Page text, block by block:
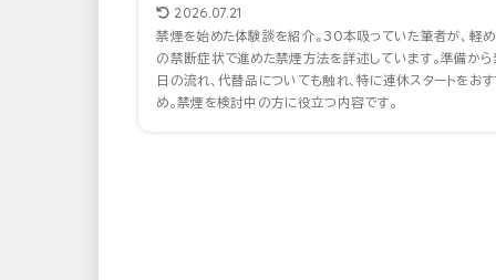
2026.07.21
禁煙を始めた体験談を紹介。30本吸っていた筆者が、軽め
の禁断症状で進めた禁煙方法を詳述しています。準備から
日の流れ、代替品についても触れ、特に連休スタートをおす
め。禁煙を検討中の方に役立つ内容です。